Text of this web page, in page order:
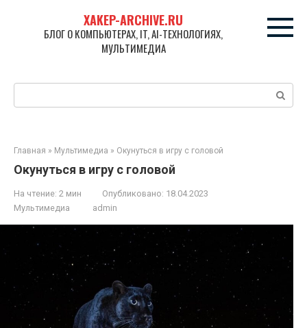
XAKEP-ARCHIVE.RU
БЛОГ О КОМПЬЮТЕРАХ, IT, AI-ТЕХНОЛОГИЯХ,
МУЛЬТИМЕДИА
Поиск:
Главная » Мультимедиа » Окунуться в игру с головой
Окунуться в игру с головой
На чтение: 2 мин Опубликовано: 18.04.2023
Мультимедиа
admin